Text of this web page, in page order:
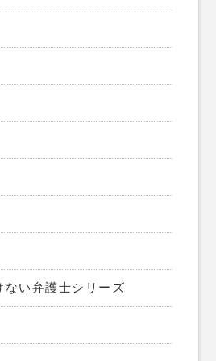
ない弁護士シリーズ